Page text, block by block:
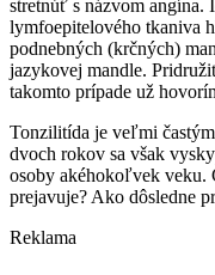
stretnúť s názvom angína.
lymfoepitelového tkaniva
podnebných (krčných)
jazykovej mandle.
takomto prípade už
Tonzilitída je veľmi
dvoch rokov sa však
osoby akéhokoľvek veku.
prejavuje? Ako dôsledne
Reklama